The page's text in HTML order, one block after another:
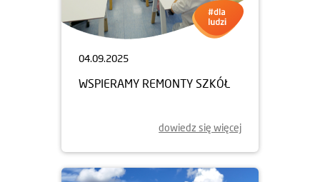
04.09.2025
WSPIERAMY REMONTY SZKÓŁ
dowiedz się więcej